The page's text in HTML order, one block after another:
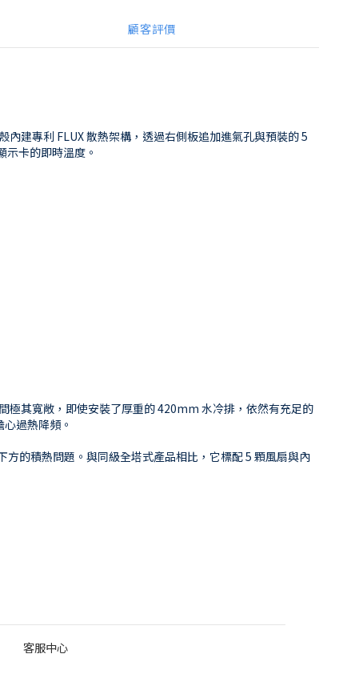
顧客評價
建專利 FLUX 散熱架構，透過右側板追加進氣孔與預裝的 5
卡的即時溫度。
極其寬敞，即使安裝了厚重的 420mm 水冷排，依然有充足的
過熱降頻。
的積熱問題。與同級全塔式產品相比，它標配 5 顆風扇與內
客服中心